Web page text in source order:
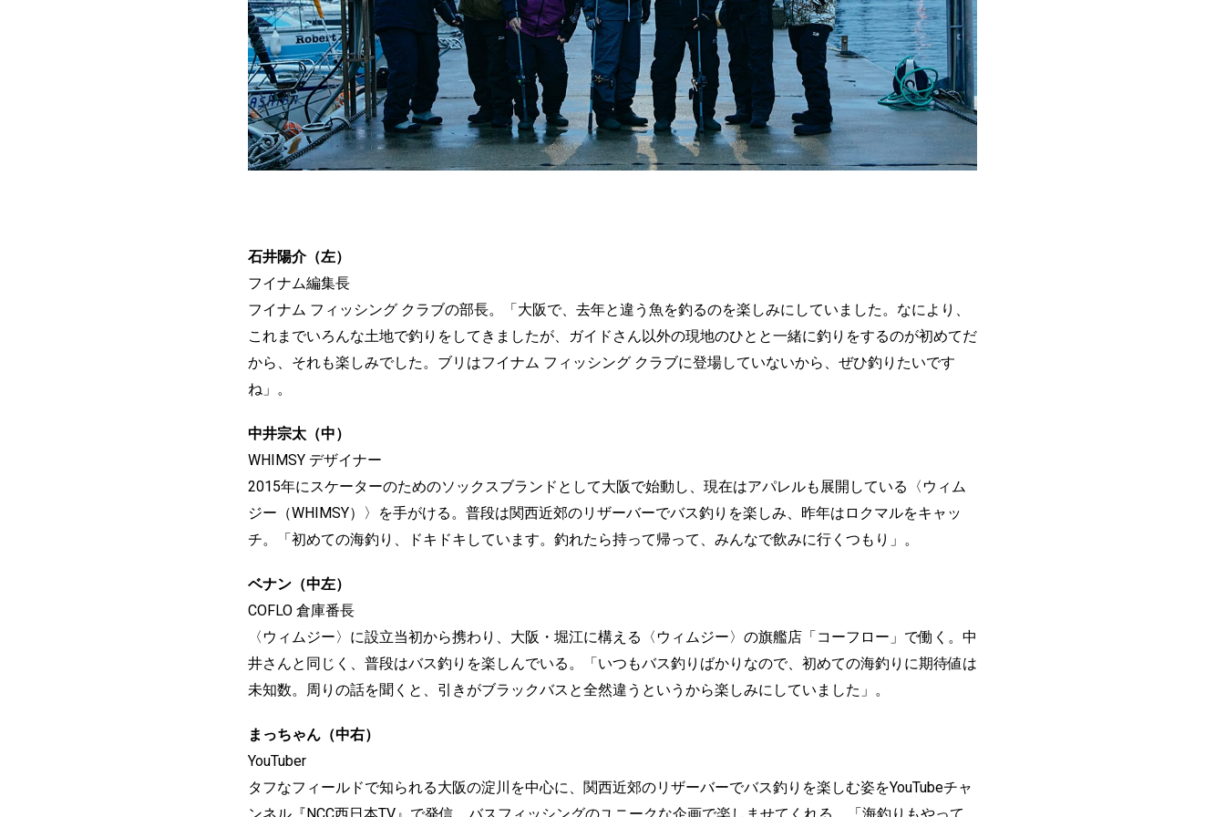
石井陽介（左）
フイナム編集長
フイナム フィッシング クラブの部長。「大阪で、去年と違う魚を釣るのを楽しみにしていました。なにより、
これまでいろんな土地で釣りをしてきましたが、ガイドさん以外の現地のひとと一緒に釣りをするのが初めてだ
から、それも楽しみでした。ブリはフイナム フィッシング クラブに登場していないから、ぜひ釣りたいです
ね」。
中井宗太（中）
WHIMSY デザイナー
2015年にスケーターのためのソックスブランドとして大阪で始動し、現在はアパレルも展開している〈ウィム
ジー（WHIMSY）〉を手がける。普段は関西近郊のリザーバーでバス釣りを楽しみ、昨年はロクマルをキャッ
チ。「初めての海釣り、ドキドキしています。釣れたら持って帰って、みんなで飲みに行くつもり」。
ベナン（中左）
COFLO 倉庫番長
〈ウィムジー〉に設立当初から携わり、大阪・堀江に構える〈ウィムジー〉の旗艦店「コーフロー」で働く。中
井さんと同じく、普段はバス釣りを楽しんでいる。「いつもバス釣りばかりなので、初めての海釣りに期待値は
未知数。周りの話を聞くと、引きがブラックバスと全然違うというから楽しみにしていました」。
まっちゃん（中右）
YouTuber
タフなフィールドで知られる大阪の淀川を中心に、関西近郊のリザーバーでバス釣りを楽しむ姿をYouTubeチャ